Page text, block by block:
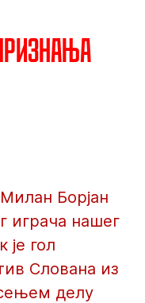
Борјан
играча нашег
је гол
Слована из
делу